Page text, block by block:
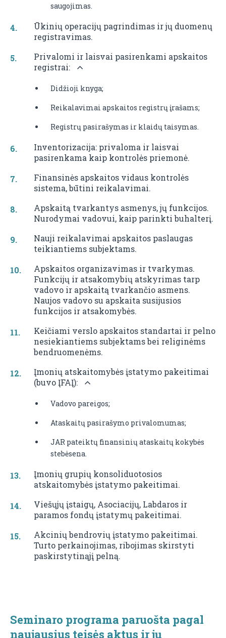
saugojimas.
Ūkinių operacijų pagrindimas ir jų duomenų
registravimas.
Privalomi ir laisvai pasirenkami apskaitos
registrai:
Didžioji knyga;
Reikalavimai apskaitos registrų įrašams;
Registrų pasirašymas ir klaidų taisymas.
Inventorizacija: privaloma ir laisvai
pasirenkama kaip kontrolės priemonė.
Finansinės apskaitos vidaus kontrolės
sistema, būtini reikalavimai.
Apskaitą tvarkantys asmenys, jų funkcijos.
Nurodymai vadovui, kaip parinkti buhalterį.
Nauji reikalavimai apskaitos paslaugas
teikiantiems subjektams.
Apskaitos organizavimas ir tvarkymas.
Funkcijų ir atsakomybių atskyrimas tarp
vadovo ir apskaitą tvarkančio asmens.
Naujos vadovo su apskaita susijusios
funkcijos ir atsakomybės.
Keičiami verslo apskaitos standartai ir pelno
nesiekiantiems subjektams bei religinėms
bendruomenėms.
Įmonių atskaitomybės įstatymo pakeitimai
(buvo ĮFAĮ):
Vadovo pareigos;
Ataskaitų pasirašymo privalomumas;
JAR pateiktų finansinių ataskaitų kokybės
stebėsena.
Įmonių grupių konsoliduotosios
atskaitomybės įstatymo pakeitimai.
Viešųjų įstaigų, Asociacijų, Labdaros ir
paramos fondų įstatymų pakeitimai.
Akcinių bendrovių įstatymo pakeitimai.
Turto perkainojimas, ribojimas skirstyti
paskirstytinąjį pelną.
Seminaro programa paruošta pagal
naujausius teisės aktus ir jų